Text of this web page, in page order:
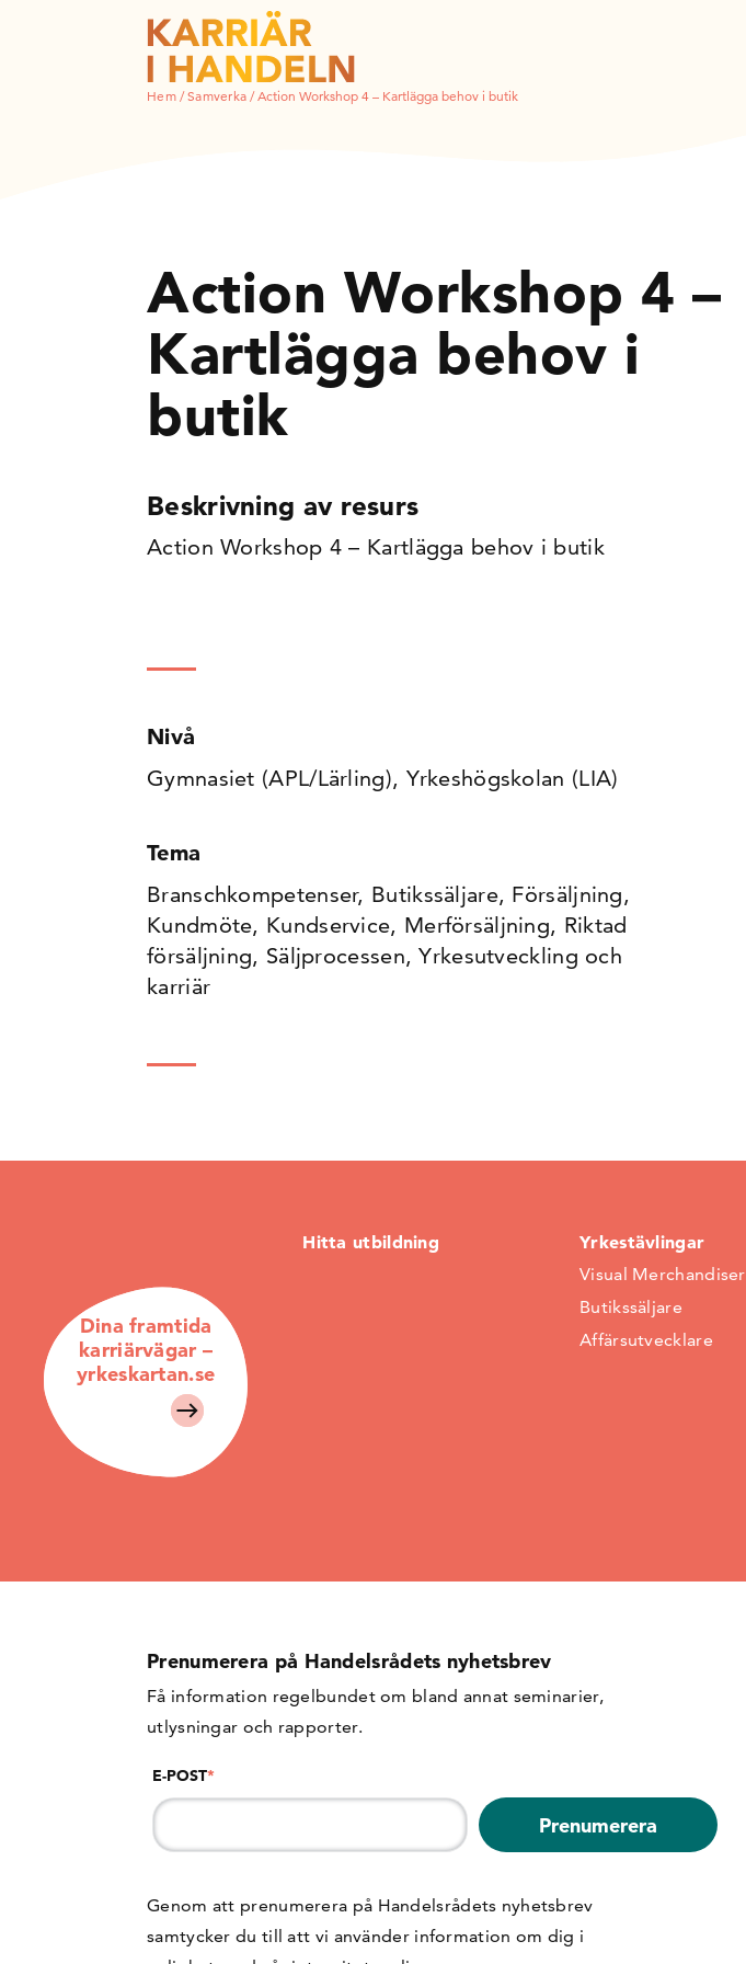
Hem/Samverka /Action Workshop 4 – Kartlägga behov i butik
Action Workshop 4 –
Kartlägga behov i
butik
Beskrivning av resurs
Action Workshop 4 – Kartlägga behov i butik
Nivå
Gymnasiet (APL/Lärling), Yrkeshögskolan (LIA)
Tema
Branschkompetenser, Butikssäljare, Försäljning,
Kundmöte, Kundservice, Merförsäljning, Riktad
försäljning, Säljprocessen, Yrkesutveckling och
karriär
Dina framtida
karriärvägar –
yrkeskartan.se
Hitta utbildning Yrkestävlingar
Visual Merchandiser
Butikssäljare
Affärsutvecklare
Prenumerera på Handelsrådets nyhetsbrev
Få information regelbundet om bland annat seminarier,
utlysningar och rapporter.
E-POST*
Genom att prenumerera på Handelsrådets nyhetsbrev
samtycker du till att vi använder information om dig i